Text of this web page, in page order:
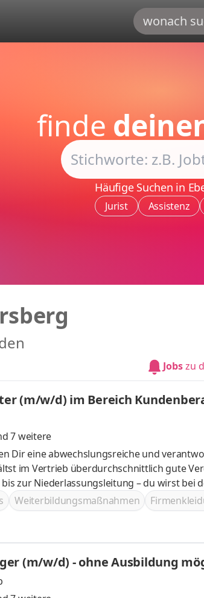
finde
Häufige Suchen in
Jurist Assistenz
Jobszu
(m/w/d) im Bereich
7 weitere
Dir eine abwechslungsreiche und
im Vertrieb überdurchschnittlich gute
zur Niederlassungsleitung – du wirst
und Schulungen im Vertrieb - auch
Weiterbildungsmaßnahmen
(m/w/d) - ohne Ausbildung